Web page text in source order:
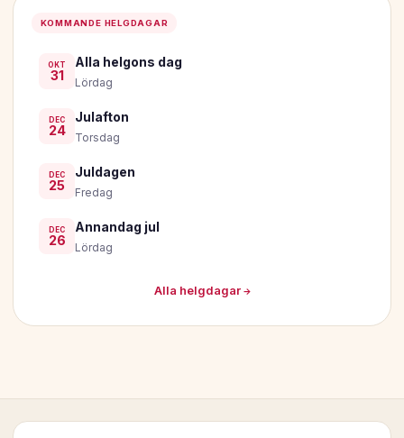
KOMMANDE HELGDAGAR
OKT
31
Alla helgons dag
Lördag
DEC
24
Julafton
Torsdag
DEC
25
Juldagen
Fredag
DEC
26
Annandag jul
Lördag
Alla helgdagar →